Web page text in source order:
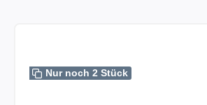
Nur noch 2 Stück